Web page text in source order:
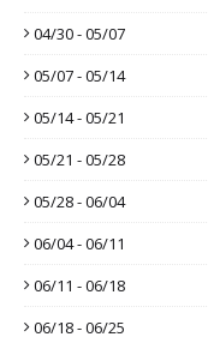
04/30 - 05/07
05/07 - 05/14
05/14 - 05/21
05/21 - 05/28
05/28 - 06/04
06/04 - 06/11
06/11 - 06/18
06/18 - 06/25